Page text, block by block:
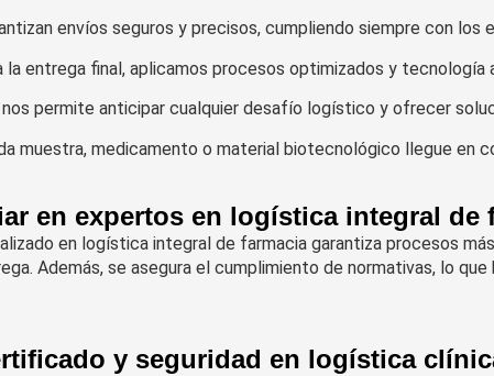
envíos seguros y precisos, cumpliendo siempre con
la entrega final, aplicamos procesos optimizados y tecnología
permite anticipar cualquier desafío logístico y ofrecer
muestra, medicamento o material biotecnológico llegue en
en expertos en logística integral de
en logística integral de farmacia garantiza procesos
Además, se asegura el cumplimiento de normativas, lo
y seguridad en logística